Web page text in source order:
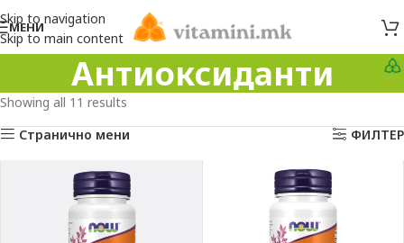
Skip to navigation
Skip to main content
МЕНИ
Антиоксиданти
Showing all 11 results
Странично мени ФИЛТЕР